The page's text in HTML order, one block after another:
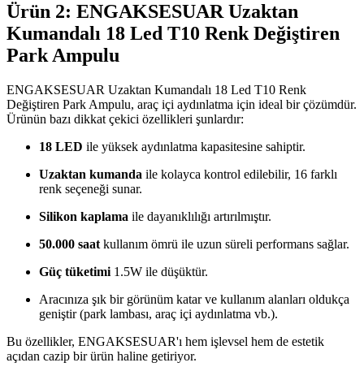
Ürün 2: ENGAKSESUAR Uzaktan
Kumandalı 18 Led T10 Renk Değiştiren
Park Ampulu
ENGAKSESUAR Uzaktan Kumandalı 18 Led T10 Renk
Değiştiren Park Ampulu, araç içi aydınlatma için ideal bir çözümdür.
Ürünün bazı dikkat çekici özellikleri şunlardır:
18 LED ile yüksek aydınlatma kapasitesine sahiptir.
Uzaktan kumanda ile kolayca kontrol edilebilir, 16 farklı
renk seçeneği sunar.
Silikon kaplama ile dayanıklılığı artırılmıştır.
50.000 saat kullanım ömrü ile uzun süreli performans sağlar.
Güç tüketimi 1.5W ile düşüktür.
Aracınıza şık bir görünüm katar ve kullanım alanları oldukça
geniştir (park lambası, araç içi aydınlatma vb.).
Bu özellikler, ENGAKSESUAR'ı hem işlevsel hem de estetik
açıdan cazip bir ürün haline getiriyor.